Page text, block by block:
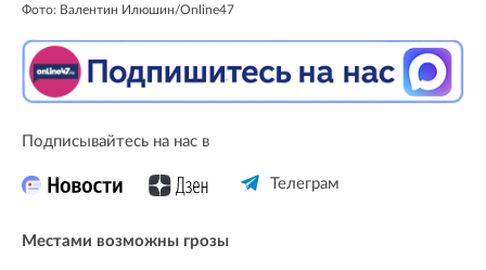
Фото: Валентин Илюшин/Online47
Подписывайтесь на нас в
Телеграм
Местами возможны грозы